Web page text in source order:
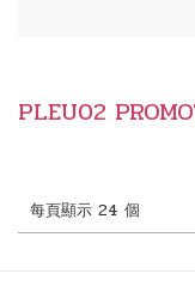
PLEU02
每頁顯示 24 個